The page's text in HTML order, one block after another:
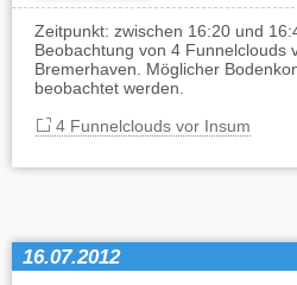
Zeitpunkt: zwischen 16:20 und
Beobachtung von 4 Funnelclouds
Bremerhaven. Möglicher
beobachtet werden.
4 Funnelclouds vor Insum
16.07.2012